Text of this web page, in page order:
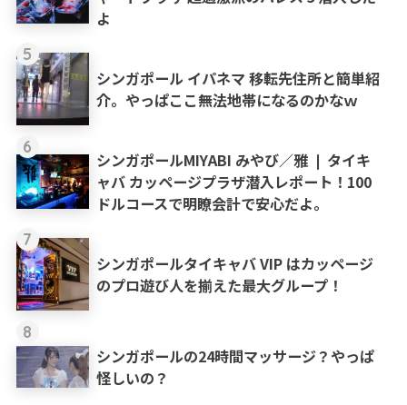
よ
5
シンガポール イパネマ 移転先住所と簡単紹
介。やっぱここ無法地帯になるのかなｗ
6
シンガポールMIYABI みやび／雅 ❘ タイキ
ャバ カッページプラザ潜入レポート！100
ドルコースで明瞭会計で安心だよ。
7
シンガポールタイキャバ VIP はカッページ
のプロ遊び人を揃えた最大グループ！
8
シンガポールの24時間マッサージ？やっぱ
怪しいの？